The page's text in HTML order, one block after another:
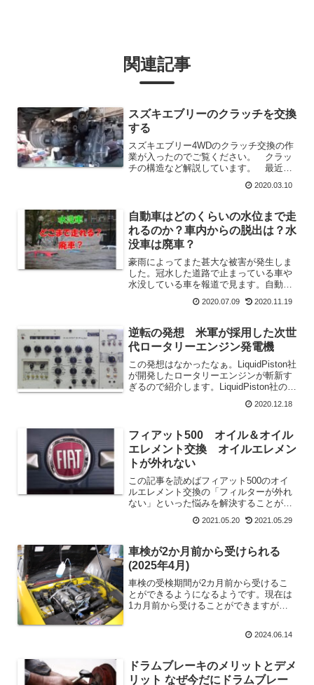
関連記事
スズキエブリーのクラッチを交換
する
スズキエブリー4WDのクラッチ交換の作
業が入ったのでご覧ください。 クラッ
チの構造など解説しています。 最近で
2020.03.10
自動車はどのくらいの水位まで走
れるのか？車内からの脱出は？水
没車は廃車？
豪雨によってまた甚大な被害が発生しま
した。冠水した道路で止まっている車や
水没している車を報道で見ます。自動車
のか？水に浸かってしまった車の修理は
た道路で自動車を利用するのは危険で
す。
2020.07.09 2020.11.19
逆転の発想 米軍が採用した次世
代ロータリーエンジン発電機
この発想はなかったなぁ。LiquidPiston社
が開発したロータリーエンジンが斬新す
ぎるので紹介します。LiquidPiston社のロ
メリカ陸軍の中小企業技術革新制度に採
2020.12.18
フィアット500 オイル＆オイル
エレメント交換 オイルエレメン
トが外れない
この記事を読めばフィアット500のオイ
ルエレメント交換の「フィルターが外れ
ない」といった悩みを解決することがで
ナンスフィアット500のオイルエレメン
法フィアット500...
2021.05.20 2021.05.29
車検が2か月前から受けられる
(2025年4月)
車検の受検期間が2カ月前から受けるこ
とができるようになるようです。現在は
1カ月前から受けることができますが、
が増えるのが毎年3月の年度末。毎年3月
2024.06.14
ドラムブレーキのメリットとデメ
リット なぜ今だにドラムブレー